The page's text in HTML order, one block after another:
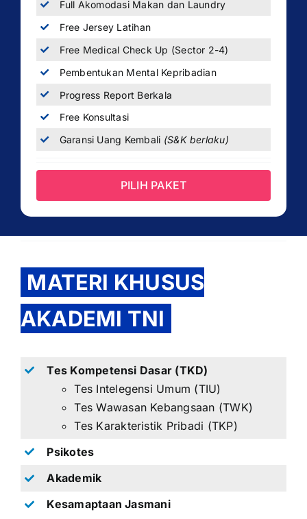
Full Akomodasi Makan dan Laundry
Free Jersey Latihan
Free Medical Check Up (Sector 2-4)
Pembentukan Mental Kepribadian
Progress Report Berkala
Free Konsultasi
Garansi Uang Kembali (S&K berlaku)
PILIH PAKET
MATERI KHUSUS
AKADEMI TNI
Tes Kompetensi Dasar (TKD)
Tes Intelegensi Umum (TIU)
Tes Wawasan Kebangsaan (TWK)
Tes Karakteristik Pribadi (TKP)
Psikotes
Akademik
Kesamaptaan Jasmani